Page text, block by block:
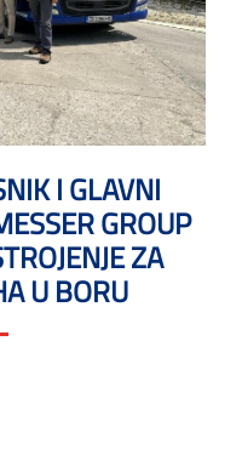
I GLAVNI
GROUP
ZA
U BORU